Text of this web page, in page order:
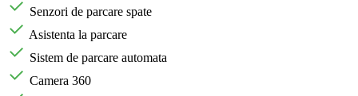
Senzori de parcare spate
Asistenta la parcare
Sistem de parcare automata
Camera 360